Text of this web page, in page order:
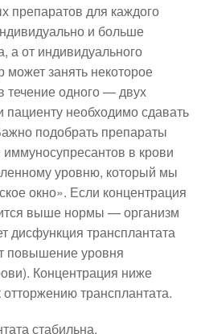
препаратов для каждого
и больше
а от индивидуального
занять некоторое
течение одного — двух
необходимо сдавать
подобрать препараты
в крови
уровню, который мы
окно». Если концентрация
выше нормы — организм
дисфункция трансплантата
повышение уровня
Концентрация ниже
трансплантата.
стабильна,